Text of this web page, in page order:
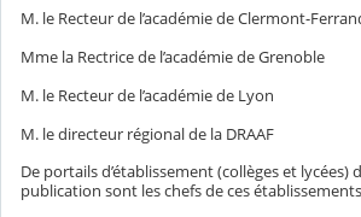
M. le Recteur de l’académie de Clermont-
Mme la Rectrice de l’académie de Grenoble
M. le Recteur de l’académie de Lyon
M. le directeur régional de la DRAAF
De portails d’établissement (collèges et lycées)
publication sont les chefs de ces